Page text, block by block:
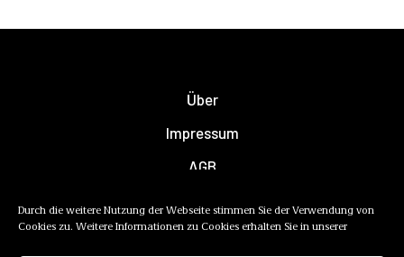
Durch die weitere Nutzung der Webseite stimmen Sie der Verwendung von
Cookies zu. Weitere Informationen zu Cookies erhalten Sie in unserer
Über
Impressum
AGB
Newsletter